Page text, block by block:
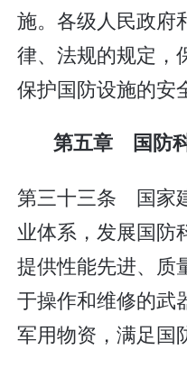
施。各级人民政府
律、法规的规定，
保护国防设施的安
第五章 国防
第三十三条 国家
业体系，发展国防
提供性能先进、质
于操作和维修的武
军用物资，满足国